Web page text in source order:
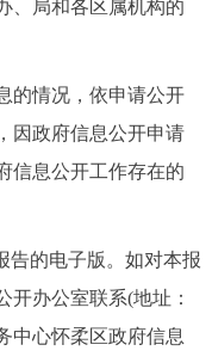
回应关切
投资项目
、局和各区属机构的
情况，依申请公开
因政府信息公开申请
信息公开工作存在的
的电子版。如对本报
开办公室联系(地址：
中心怀柔区政府信息